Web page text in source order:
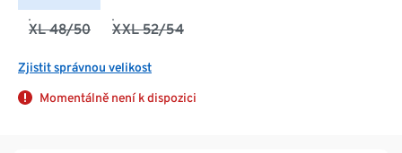
XL 48/50 XXL 52/54
Zjistit správnou velikost
Momentálně není k dispozici